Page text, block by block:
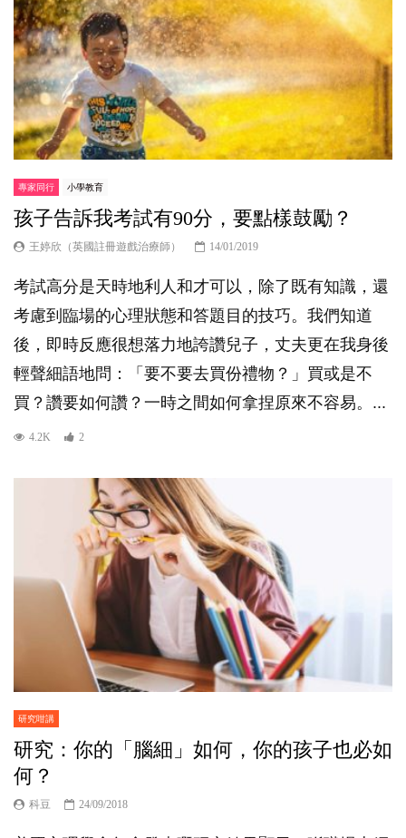
專家同行 小學教育
孩子告訴我考試有90分，要點樣鼓勵？
王婷欣（英國註冊遊戲治療師） 14/01/2019
考試高分是天時地利人和才可以，除了既有知識，還
考慮到臨場的心理狀態和答題目的技巧。我們知道
後，即時反應很想落力地誇讚兒子，丈夫更在我身後
輕聲細語地問：「要不要去買份禮物？」買或是不
買？讚要如何讚？一時之間如何拿捏原來不容易。...
4.2K 2
研究咁講
研究：你的「腦細」如何，你的孩子也必如
何？
科豆 24/09/2018